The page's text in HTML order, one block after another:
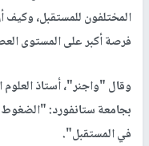
المختلفون للمستقبل،
فرصة أكبر على المستوى
وقال "واجنر"، أستاذ العلوم
بجامعة ستانفورد: "الضغوط
في المستقبل".